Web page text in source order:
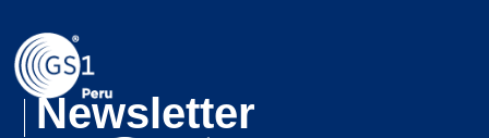
Newsletter